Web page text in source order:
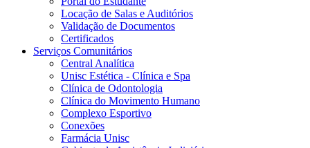
Locação de Salas e Auditórios
Validação de Documentos
Certificados
Serviços Comunitários
Central Analítica
Unisc Estética - Clínica e Spa
Clínica de Odontologia
Clínica do Movimento Humano
Complexo Esportivo
Conexões
Farmácia Unisc